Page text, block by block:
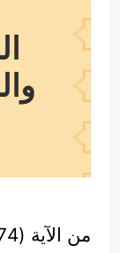
من الآية (74- 90)